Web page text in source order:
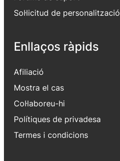
Sol·licitud de personalització
Enllaços ràpids
Afiliació
Mostra el cas
Col·laboreu-hi
Polítiques de privadesa
Termes i condicions